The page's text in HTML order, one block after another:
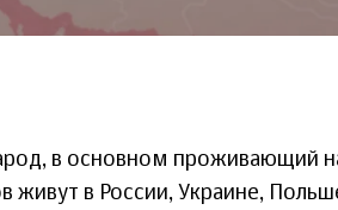
в основном проживающий
живут в России, Украине,